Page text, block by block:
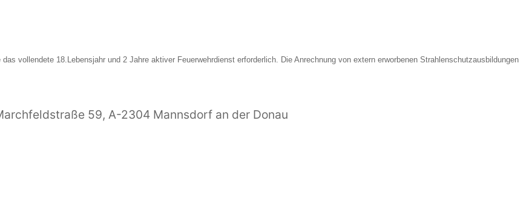
vollendete 18.Lebensjahr und 2 Jahre aktiver Feuerwehrdienst erforderlich. Die Anrechnung von extern erworbenen Strahlenschutzausbildungen
59, A-2304 Mannsdorf an der Donau